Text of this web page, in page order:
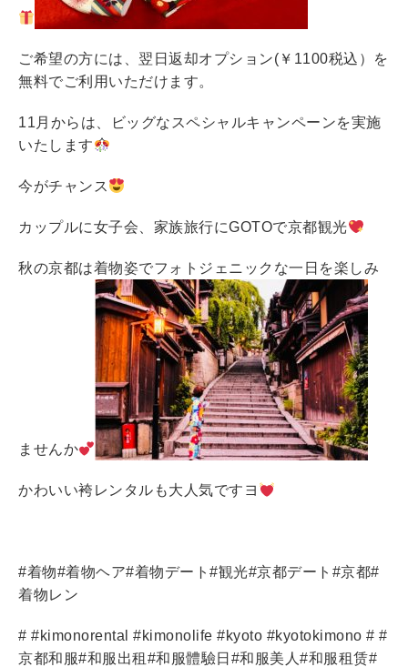
ご希望の方には、翌日返却オプション(￥1100税込）を
無料でご利用いただけます。
11月からは、ビッグなスペシャルキャンペーンを実施
いたします
今がチャンス
カップルに女子会、家族旅行にGOTOで京都観光
秋の京都は着物姿でフォトジェニックな一日を楽しみ
ませんか
かわいい袴レンタルも大人気ですヨ
#着物#着物ヘア#着物デート #観光#京都デート #京都#
着物レン
# #kimonorental #kimonolife #kyoto #kyotokimono # #
京都和服#和服出租 #和服體驗日 #和服美人 #和服租赁#